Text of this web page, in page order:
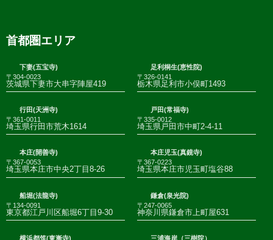
首都圏エリア
下妻(五宝寺)
〒304-0023
茨城県下妻市大串字陣屋419
足利桐生(恵性院)
〒326-0141
栃木県足利市小俣町1493
行田(天洲寺)
〒361-0011
埼玉県行田市荒木1614
戸田(常福寺)
〒335-0012
埼玉県戸田市中町2-4-11
本庄(開善寺)
〒367-0053
埼玉県本庄市中央2丁目8-26
本庄児玉(真鏡寺)
〒367-0223
埼玉県本庄市児玉町塩谷88
船堀(法龍寺)
〒134-0091
東京都江戸川区船堀6丁目9-30
鎌倉(泉光院)
〒247-0065
神奈川県鎌倉市上町屋631
横浜都筑(東漸寺)
三浦海岸（三樹院）